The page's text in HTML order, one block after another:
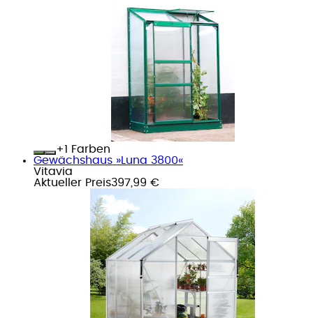
+
Farben
Gewächshaus »Luna 3800«
Vitavia
Aktueller Preis397,99 €